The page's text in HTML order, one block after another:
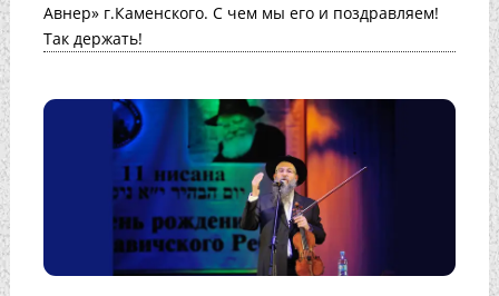
Авнер» г.Каменского. С чем мы его и поздравляем!
Так держать!